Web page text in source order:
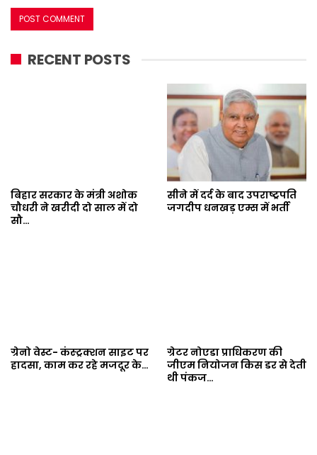
RECENT POSTS
बिहार सरकार के मंत्री अशोक
चौधरी ने खरीदी दो साल में दो
सौ…
सीने में दर्द के बाद उपराष्ट्रपति
जगदीप धनखड़ एम्स में भर्ती
ग्रेनो वेस्ट- कंस्ट्रक्शन साइट पर
हादसा, काम कर रहे मजदूर के…
ग्रेटर नोएडा प्राधिकरण की
जीएम नियोजन किस डर से देती
थी पंकज…